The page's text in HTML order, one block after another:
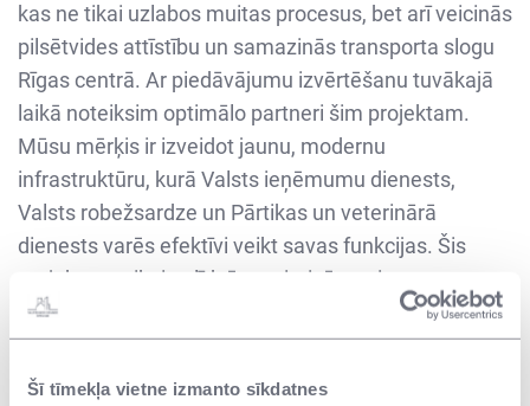
Šī tīmekļa vietne izmanto sīkdatnes
kas ne tikai uzlabos muitas procesus, bet arī veicinās
pilsētvides attīstību un samazinās transporta slogu
Rīgas centrā. Ar piedāvājumu izvērtēšanu tuvākajā
laikā noteiksim optimālo partneri šim projektam.
Mūsu mērķis ir izveidot jaunu, modernu
infrastruktūru, kurā Valsts ieņēmumu dienests,
Valsts robežsardze un Pārtikas un veterinārā
dienests varēs efektīvi veikt savas funkcijas. Šis
projekts ne tikai palīdzēs optimizēt muitas procesus,
bet arī uzlabos drošību un sekmēs Eiropas
transporta tīkla attīstību Latvijā," norāda Jeļena
Gavrilova, VAS "Valsts nekustamie īpašumi" valdes